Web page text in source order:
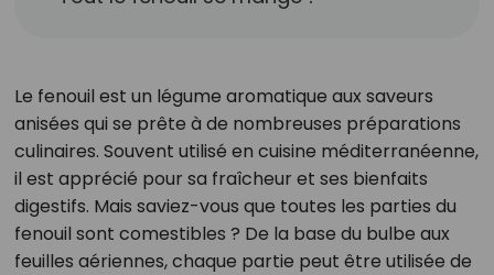
Le fenouil est un légume aromatique aux saveurs
anisées qui se prête à de nombreuses préparations
culinaires. Souvent utilisé en cuisine méditerranéenne,
il est apprécié pour sa fraîcheur et ses bienfaits
digestifs. Mais saviez-vous que toutes les parties du
fenouil sont comestibles ? De la base du bulbe aux
feuilles aériennes, chaque partie peut être utilisée de